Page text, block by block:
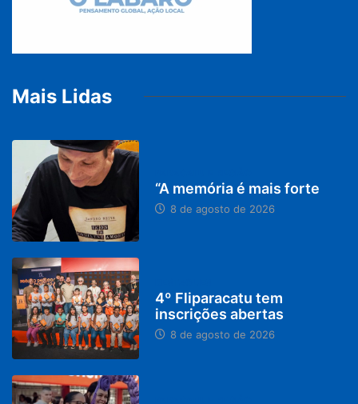
Mais Lidas
“A memória é mais forte
8 de agosto de 2026
4º Fliparacatu tem
inscrições abertas
8 de agosto de 2026